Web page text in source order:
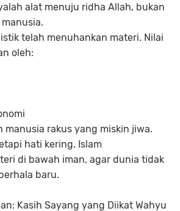
alat menuju ridha Allah, bukan
telah menuhankan materi. Nilai
oleh:
manusia rakus yang miskin jiwa.
hati kering. Islam
di bawah iman, agar dunia tidak
baru.
Kasih Sayang yang Diikat Wahyu